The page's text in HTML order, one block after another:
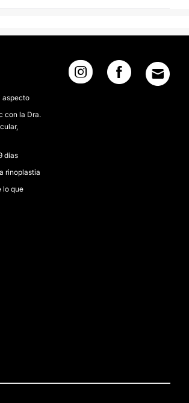
aspecto
con la Dra.
días
rinoplastia
lo que